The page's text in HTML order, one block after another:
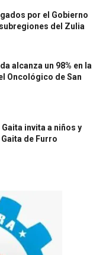
por el Gobierno
del Zulia
alcanza un 98% en la
Oncológico de San
invita a niños y
de Furro